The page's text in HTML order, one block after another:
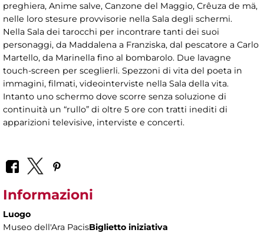
preghiera, Anime salve, Canzone del Maggio, Crêuza de mä,
nelle loro stesure provvisorie nella Sala degli schermi.
Nella Sala dei tarocchi per incontrare tanti dei suoi
personaggi, da Maddalena a Franziska, dal pescatore a Carlo
Martello, da Marinella fino al bombarolo. Due lavagne
touch-screen per sceglierli. Spezzoni di vita del poeta in
immagini, filmati, videointerviste nella Sala della vita.
Intanto uno schermo dove scorre senza soluzione di
continuità un “rullo” di oltre 5 ore con tratti inediti di
apparizioni televisive, interviste e concerti.
Informazioni
Luogo
Museo dell'Ara PacisBiglietto iniziativa